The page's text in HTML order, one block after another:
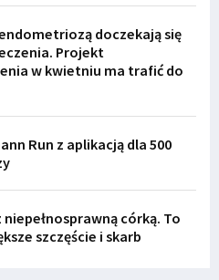
doczekają się
Projekt
w kwietniu ma trafić do
Run z aplikacją dla 500
niepełnosprawną córką. To
szczęście i skarb